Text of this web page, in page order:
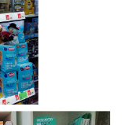
ili
potok,
biti žena